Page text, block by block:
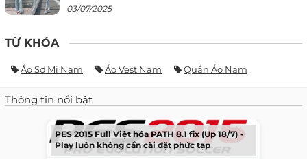
03/07/2025
TỪ KHÓA
Áo Sơ Mi Nam Áo Vest Nam Quần Áo Nam
Thông tin nổi bật
PES 2015 Full Việt hóa PATH 8.1 fix (Up 18/7) -
Play luôn không cần cài đặt phức tạp